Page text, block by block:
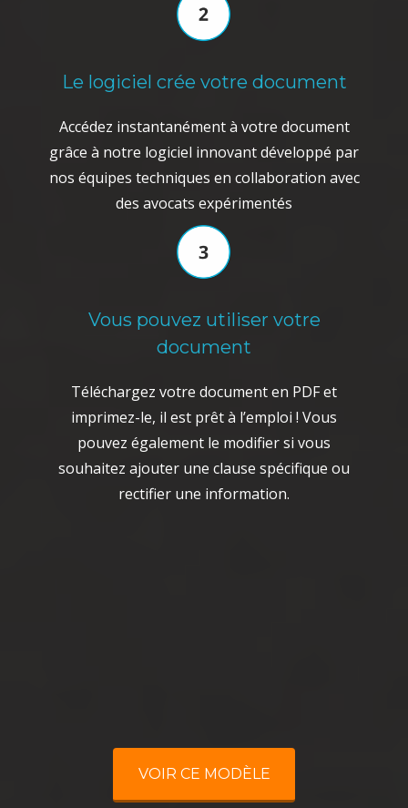
Le logiciel crée votre document
Accédez instantanément à votre document
grâce à notre logiciel innovant développé par
nos équipes techniques en collaboration avec
des avocats expérimentés
Vous pouvez utiliser votre
document
Téléchargez votre document en PDF et
imprimez-le, il est prêt à l’emploi ! Vous
pouvez également le modifier si vous
souhaitez ajouter une clause spécifique ou
rectifier une information.
VOIR CE MODÈLE